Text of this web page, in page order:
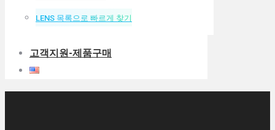
LENS 목록으로 빠르게 찾기
고객지원-제품구매